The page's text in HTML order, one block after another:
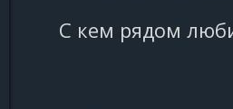
С кем рядом